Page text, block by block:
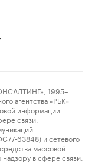
1995–
агентства «РБК»
информации
связи,
63848) и сетевого
массовой
в сфере связи,